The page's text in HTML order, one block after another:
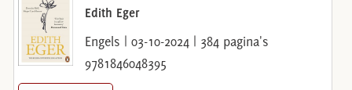
Edith Eger
Engels | 03-10-2024 | 384 pagina's
9781846048395